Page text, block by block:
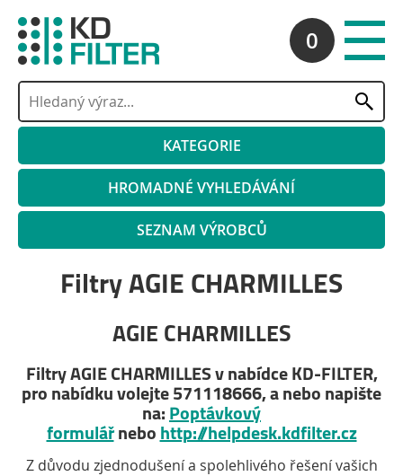
0
KATEGORIE
HROMADNÉ VYHLEDÁVÁNÍ
SEZNAM VÝROBCŮ
Filtry AGIE CHARMILLES
AGIE CHARMILLES
Filtry AGIE CHARMILLES v nabídce KD-FILTER,
pro nabídku volejte 571118666, a nebo napište
na: Poptávkový
formulářnebo http://helpdesk.kdfilter.cz
Z důvodu zjednodušení a spolehlivého řešení vašich